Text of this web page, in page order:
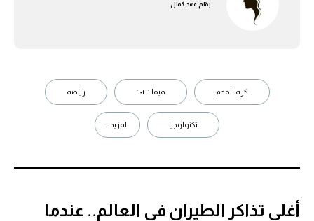
بقلم عهد كمال
كرة القدم فيفا ٢٠٢٦ رياضة
تكنولوجيا المزيد...
أغلى تذاكر الطيران في العالم.. عندما